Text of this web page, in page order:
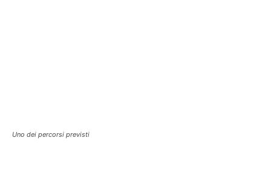
Uno dei percorsi previsti